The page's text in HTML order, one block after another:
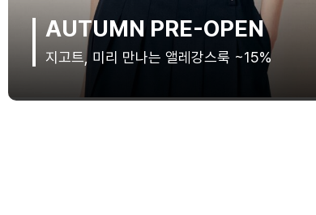
AUTUMN PRE-OPEN
지고트, 미리 만나는 앨레강스룩 ~15%